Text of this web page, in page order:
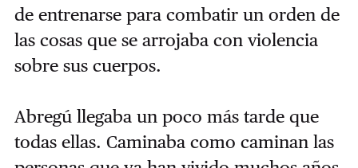
de entrenarse para combatir un orden de
las cosas que se arrojaba con violencia
sobre sus cuerpos.
Abregú llegaba un poco más tarde que
todas ellas. Caminaba como caminan las